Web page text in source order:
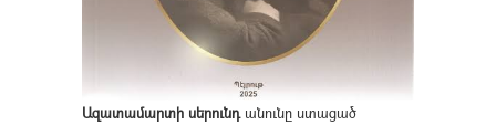
Ազատամարտի սերունդանունը ստացած